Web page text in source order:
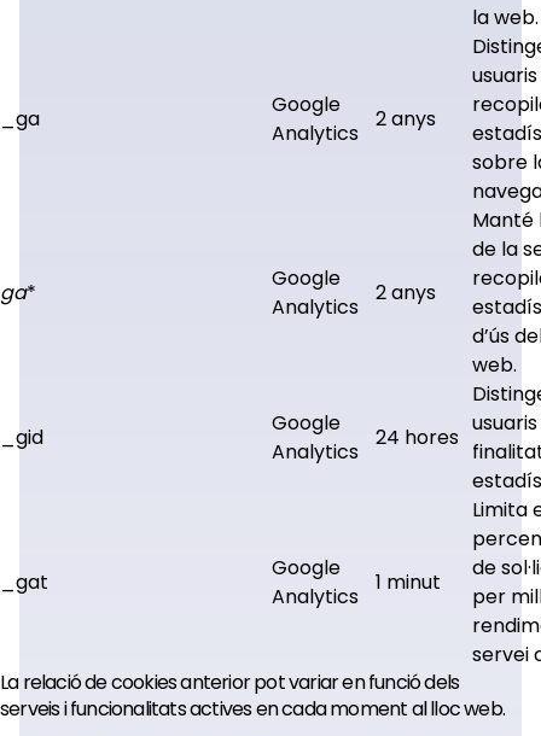
la web.
_ga
Google
Analytics
2 anys
sobre
ga*
Google
Analytics
2 anys
Manté
de la
d’ús
web.
_gid
Google
Analytics
24 hores
_gat
Google
Analytics
1 minut
Limita
de
per
servei
La relació de cookies anterior pot variar en funció dels
serveis i funcionalitats actives en cada moment al lloc web.